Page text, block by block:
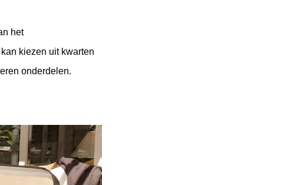
het
kiezen uit kwarten
onderdelen.